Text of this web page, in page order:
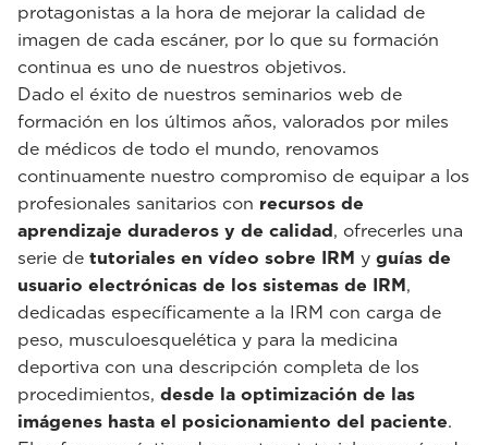
protagonistas a la hora de mejorar la calidad de
imagen de cada escáner, por lo que su formación
continua es uno de nuestros objetivos.
Dado el éxito de nuestros seminarios web de
formación en los últimos años, valorados por miles
de médicos de todo el mundo, renovamos
continuamente nuestro compromiso de equipar a los
profesionales sanitarios con recursos de
aprendizaje duraderos y de calidad, ofrecerles una
serie de tutoriales en vídeo sobre IRM y guías de
usuario electrónicas de los sistemas de IRM,
dedicadas específicamente a la IRM con carga de
peso, musculoesquelética y para la medicina
deportiva con una descripción completa de los
procedimientos, desde la optimización de las
imágenes hasta el posicionamiento del paciente.